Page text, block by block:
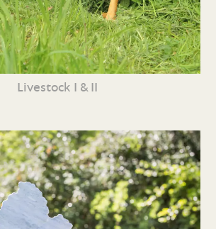
Livestock I & II